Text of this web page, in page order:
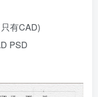
有CAD)
PSD